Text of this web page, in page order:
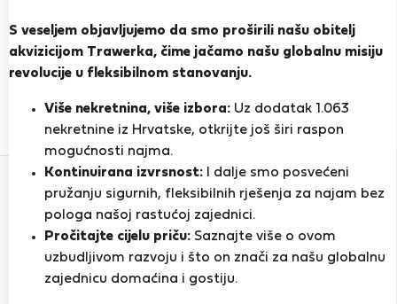
S veseljem objavljujemo da smo proširili našu obitelj
akvizicijom Trawerka, čime jačamo našu globalnu misiju
revolucije u fleksibilnom stanovanju.
Više nekretnina, više izbora: Uz dodatak 1.063
nekretnine iz Hrvatske, otkrijte još širi raspon
mogućnosti najma.
Kontinuirana izvrsnost: I dalje smo posvećeni
pružanju sigurnih, fleksibilnih rješenja za najam bez
pologa našoj rastućoj zajednici.
Pročitajte cijelu priču: Saznajte više o ovom
uzbudljivom razvoju i što on znači za našu globalnu
zajednicu domaćina i gostiju.
Lagos
PRIKAŽI ŽIVOTOPIS
Ocjena i reference
0
Ponude
1
Ocjena